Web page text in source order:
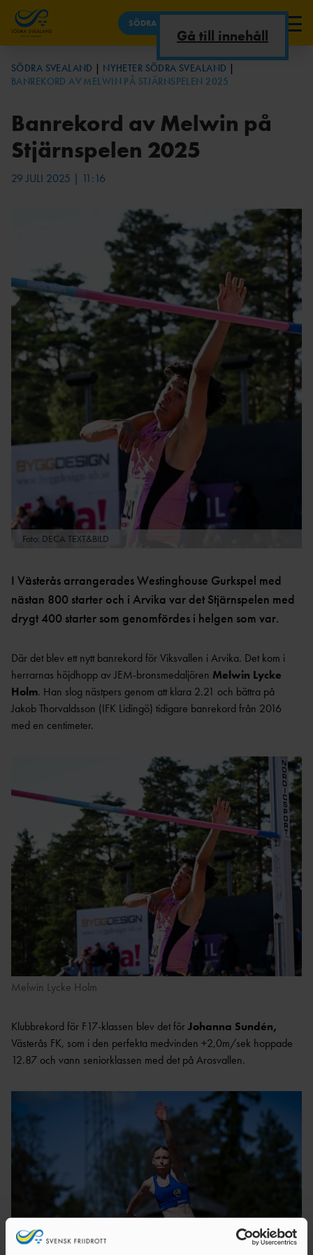
Gå till innehåll
SÖDRA SVEALAND
NYHETER SÖDRA SVEALAND
TÄVLINGAR
LÖPARSERIE
MÄLARSERIE
N
DM-
TÄVLINGAR
REGIONSMÄSTERSKAP
DISTRIKTSREKO
RD
TIDIGARE
ÅR
UTBILDNINGAR
OM DISTRIKTET
KONTAKTA
KOMMITTÉ
ER
ARKI
V
ÅRSMÖT
202
5
DOKUMENT
SÖDRA SVEALAND
NYHETER SÖDRA SVEALAND
BANREKORD AV MELWIN PÅ STJÄRNSPELEN 2025
Banrekord av Melwin på
Stjärnspelen 2025
29 JULI 2025 | 11:16
Foto: DECA TEXT&BILD
I Västerås arrangerades Westinghouse Gurkspel med
nästan 800 starter och i Arvika var det Stjärnspelen med
drygt 400 starter som genomfördes i helgen som var.
Där det blev ett nytt banrekord för Viksvallen i Arvika. Det kom i
herrarnas höjdhopp av JEM-bronsmedaljören Melwin Lycke
Holm. Han slog nästpers genom att klara 2.21 och bättra på
Jakob Thorvaldsson (IFK Lidingö) tidigare banrekord från 2016
med en centimeter.
Melwin Lycke Holm
Klubbrekord för F17-klassen blev det förJohanna Sundén,
Västerås FK, som i den perfekta medvinden +2,0m/sek hoppade
12.87 och vann seniorklassen med det på Arosvallen.